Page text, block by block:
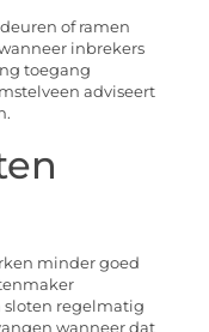
of ramen
inbrekers
toegang
adviseert
minder goed
sloten regelmatig
wanneer dat